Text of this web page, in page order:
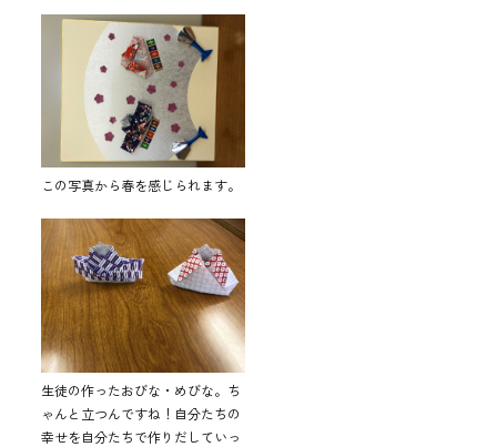
この写真から春を感じられます。
生徒の作ったおびな・めびな。ち
ゃんと立つんですね！自分たちの
幸せを自分たちで作りだしていっ